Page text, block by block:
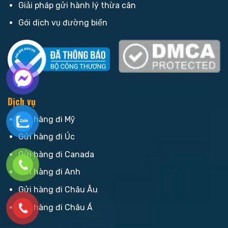
Giải pháp gửi hành lý thừa cân
Gói dịch vụ đường biển
Dịch vụ
Gửi hàng đi Mỹ
Gửi hàng đi Úc
Gửi hàng đi Canada
Gửi hàng đi Anh
Gửi hàng đi Châu Âu
Gửi hàng đi Châu Á